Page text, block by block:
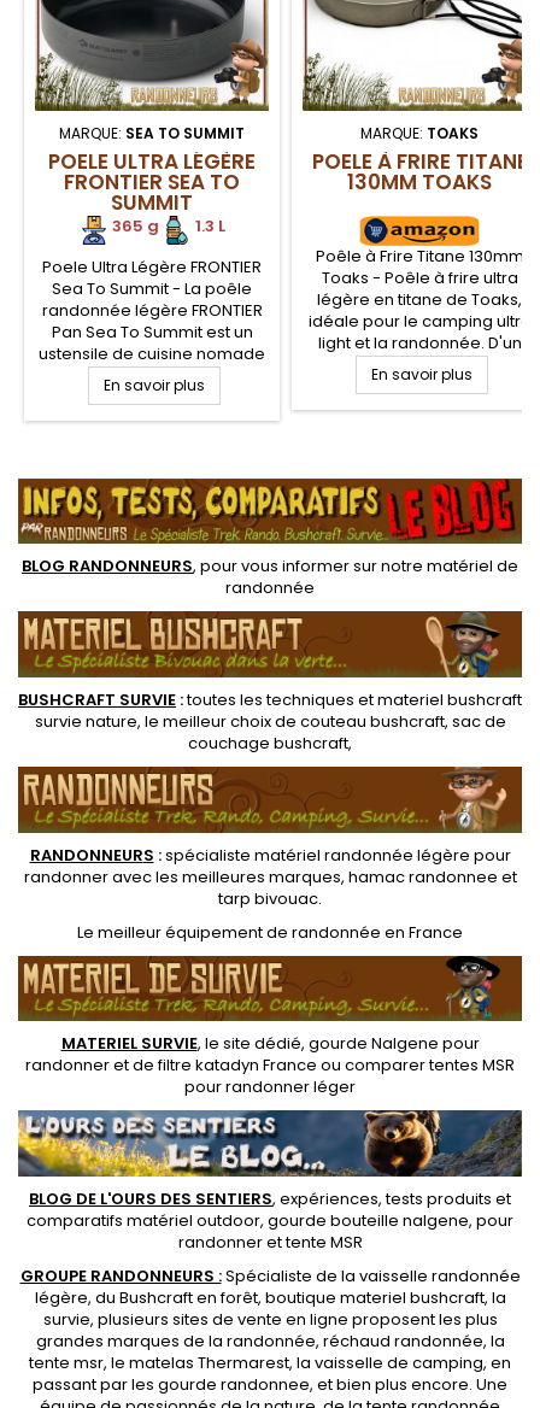
MARQUE: SEA TO SUMMIT
POELE ULTRA LÉGÈRE
FRONTIER SEA TO
SUMMIT
365 g
1.3 L
Poele Ultra Légère FRONTIER
Sea To Summit - La poêle
randonnée légère FRONTIER
Pan Sea To Summit est un
ustensile de cuisine nomade
et perfectionné. La poêle
FRONTIER est en aluminium
anodisé apportant légèreté,
la cuisson des aliments.
Poignée repliable
verrouillable Click-Safe
En savoir plus
MARQUE: TOAKS
POELE À FRIRE TITANE
130MM TOAKS
Poêle à Frire Titane 130mm
Toaks - Poêle à frire ultra
légère en titane de Toaks,
idéale pour le camping ultra
light et la randonnée. D'un
diamètre de 13.7 cm, avec
poignées repliables, cette
poêle Titanium Toaks est
accompagner sur tous vos
bivouacs
En savoir plus
BLOG RANDONNEURS, pour vous informer sur notre matériel de
randonnée
BUSHCRAFT SURVIE :toutes les techniques etmateriel bushcraft
survie nature, le meilleur choix de couteau bushcraft, sac de
couchage bushcraft,
RANDONNEURS :spécialiste matériel randonnée légère pour
randonner avec les meilleures marques, hamac randonnee et
tarp bivouac.
Le meilleur équipement de randonnée en France
MATERIEL SURVIE, le site dédié, gourde Nalgene pour
randonneret defiltre katadyn France ou comparer tentes MSR
pour randonner léger
BLOG DE L'OURS DES SENTIERS, expériences, tests produits et
comparatifs matériel outdoor, gourde bouteille nalgene, pour
randonner ettente MSR
GROUPE RANDONNEURS :Spécialiste de la vaisselle randonnée
légère, du Bushcraft en forêt, boutique materiel bushcraft, la
survie, plusieurs sites de vente en ligne proposent les plus
grandes marques de la randonnée, réchaud randonnée, la
tente msr, le matelas Thermarest, la vaisselle de camping, en
passant par les gourde randonnee, et bien plus encore. Une